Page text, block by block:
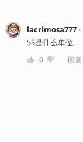
lacrimosa777・
S$是什么单位
0 回复